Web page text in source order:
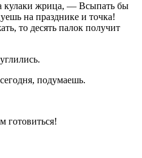
кулаки жрица, — Всыпать бы
на празднике и точка!
то десять палок получит
подумаешь.
готовиться!